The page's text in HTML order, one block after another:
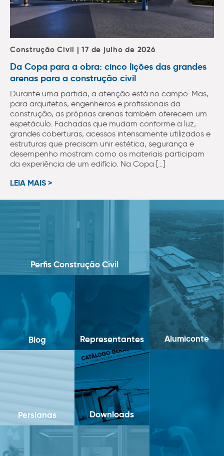
Construção Civil | 17 de julho de 2026
Da Copa para a obra: cinco lições das grandes
arenas para a construção civil
Durante uma partida, a atenção está no campo. Mas,
para arquitetos, engenheiros e profissionais da
construção, as próprias arenas também oferecem um
espetáculo. Fachadas que mudam conforme a luz,
grandes coberturas, acessos intensamente utilizados e
estruturas que precisam unir estética, segurança e
desempenho mostram como os materiais participam
da experiência de um edifício. Na Copa […]
LEIA MAIS >
Perfis Construção Civil
Alumiconte
Blog Representantes
Persianas Downloads